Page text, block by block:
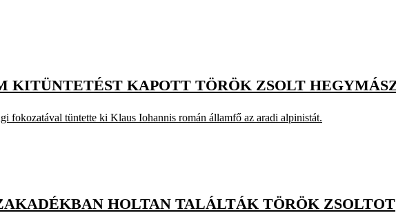
KITÜNTETÉST KAPOTT TÖRÖK ZSOLT
fokozatával tüntette ki Klaus Iohannis román államfő az aradi alpinistát.
HOLTAN TALÁLTÁK TÖRÖK ZSOLTOT